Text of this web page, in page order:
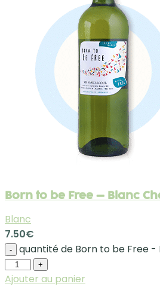
Born to be Free – Blanc
Blanc
7.50€
- quantité de Born to be Free -
+
Ajouter au panier